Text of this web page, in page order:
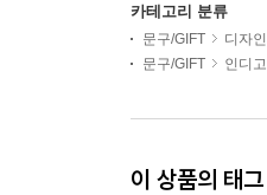
카테고리 분류
문구/GIFT 디자
문구/GIFT
인디고
이 상품의 태그